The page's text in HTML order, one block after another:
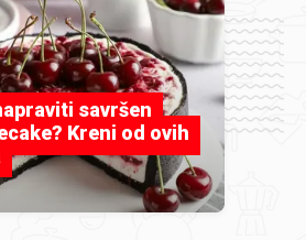
savršen
Kreni od ovih